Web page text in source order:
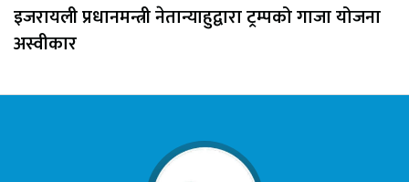
इजरायली प्रधानमन्त्री नेतान्याहुद्वारा ट्रम्पको गाजा योजना
अस्वीकार